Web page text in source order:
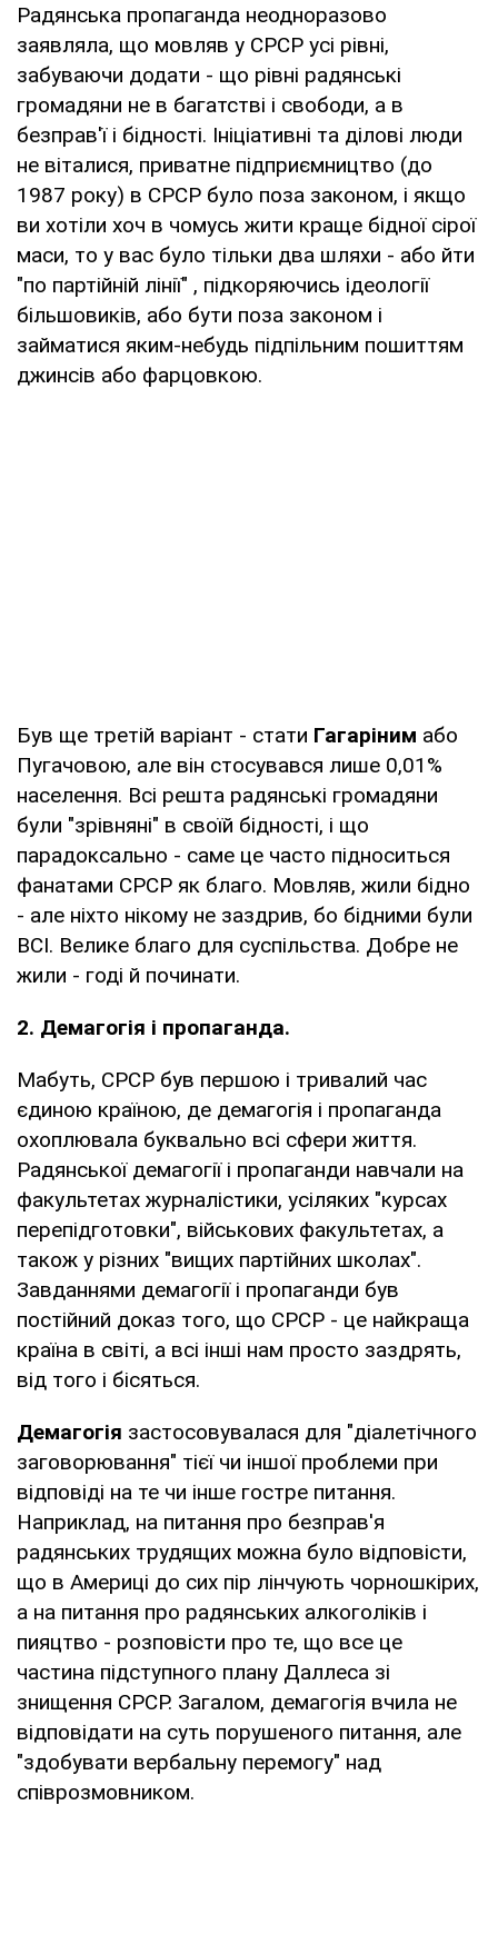
Радянська пропаганда неодноразово
заявляла, що мовляв у СРСР усі рівні,
забуваючи додати - що рівні радянські
громадяни не в багатстві і свободи, а в
безправ'ї і бідності. Ініціативні та ділові люди
не віталися, приватне підприємництво (до
1987 року) в СРСР було поза законом, і якщо
ви хотіли хоч в чомусь жити краще бідної сірої
маси, то у вас було тільки два шляхи - або йти
"по партійній лінії" , підкоряючись ідеології
більшовиків, або бути поза законом і
займатися яким-небудь підпільним пошиттям
джинсів або фарцовкою.
Був ще третій варіант - стати Гагаріним або
Пугачовою, але він стосувався лише 0,01%
населення. Всі решта радянські громадяни
були "зрівняні" в своїй бідності, і що
парадоксально - саме це часто підноситься
фанатами СРСР як благо. Мовляв, жили бідно
- але ніхто нікому не заздрив, бо бідними були
ВСІ. Велике благо для суспільства. Добре не
жили - годі й починати.
2. Демагогія і пропаганда.
Мабуть, СРСР був першою і тривалий час
єдиною країною, де демагогія і пропаганда
охоплювала буквально всі сфери життя.
Радянської демагогії і пропаганди навчали на
факультетах журналістики, усіляких "курсах
перепідготовки", військових факультетах, а
також у різних "вищих партійних школах".
Завданнями демагогії і пропаганди був
постійний доказ того, що СРСР - це найкраща
країна в світі, а всі інші нам просто заздрять,
від того і бісяться.
Демагогія застосовувалася для "діалетічного
заговорювання" тієї чи іншої проблеми при
відповіді на те чи інше гостре питання.
Наприклад, на питання про безправ'я
радянських трудящих можна було відповісти,
що в Америці до сих пір лінчують чорношкірих,
а на питання про радянських алкоголіків і
пияцтво - розповісти про те, що все це
частина підступного плану Даллеса зі
знищення СРСР. Загалом, демагогія вчила не
відповідати на суть порушеного питання, але
"здобувати вербальну перемогу" над
співрозмовником.